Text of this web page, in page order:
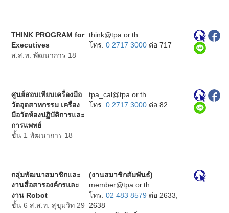
THINK PROGRAM for
Executives
ส.ส.ท. พัฒนาการ 18
ht.ro.apt@kniht
โทร. 0 2717 3000 ต่อ 717
ศูนย์สอบเทียบเครื่องมือ
วัดอุตสาหกรรม เครื่อง
มือวัดห้องปฏิบัติการและ
การแพทย์
ชั้น 1 พัฒนาการ 18
ht.ro.apt@lac_apt
โทร. 0 2717 3000 ต่อ 82
กลุ่มพัฒนาสมาชิกและ
งานสื่อสารองค์กรและ
งาน Robot
ชั้น 6 ส.ส.ท. สุขุมวิท 29
(งานสมาชิกสัมพันธ์)
ht.ro.apt@rebmem
โทร. 02 483 8579 ต่อ 2633,
2638